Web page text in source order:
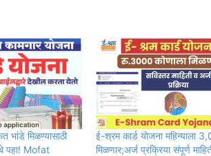
भांडे मिळण्यासाठी
पहा! Mofat
ई-श्रम कार्ड योजना महिन्याला
मिळणार;अर्ज प्रक्रिया संपूर्ण